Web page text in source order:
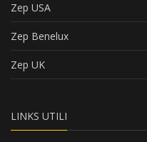
Zep USA
Zep Benelux
Zep UK
LINKS UTILI